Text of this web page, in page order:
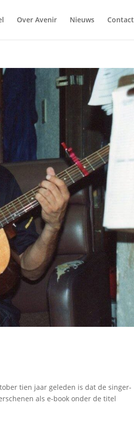
Over Avenir Nieuws Contact
tien jaar geleden is dat de singer-
als e-book onder de titel